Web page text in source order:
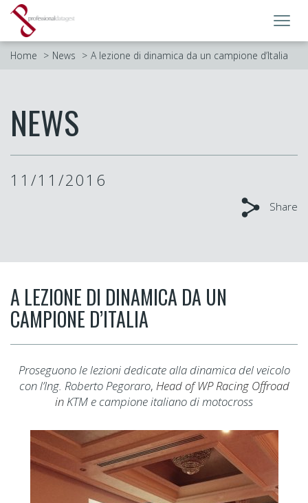
Home News A lezione di dinamica da un campione d’Italia
NEWS
11/11/2016
Share
A LEZIONE DI DINAMICA DA UN
CAMPIONE D’ITALIA
Proseguono le lezioni dedicate alla dinamica del veicolo
con l’Ing. Roberto Pegoraro, Head of WP Racing Offroad
inKTM e campione italiano di motocross